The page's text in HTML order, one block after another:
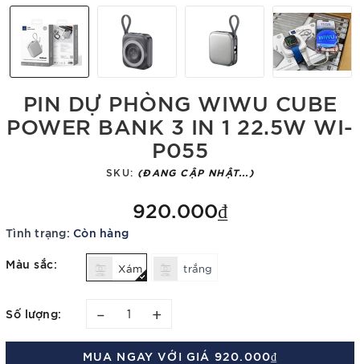
PIN DỰ PHÒNG WIWU CUBE
POWER BANK 3 IN 1 22.5W WI-
P055
SKU: (ĐANG CẬP NHẬT...)
920.000₫
Tình trạng: Còn hàng
Màu sắc: Xám trắng
Số lượng: – +
MUA NGAY VỚI GIÁ 920.000₫